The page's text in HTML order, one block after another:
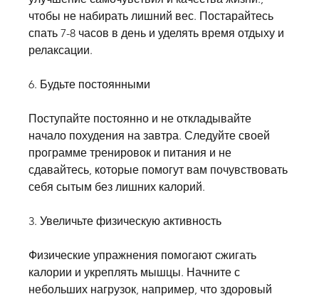
чтобы не набирать лишний вес. Постарайтесь
спать 7-8 часов в день и уделять время отдыху и
релаксации.
6. Будьте постоянными
Поступайте постоянно и не откладывайте
начало похудения на завтра. Следуйте своей
программе тренировок и питания и не
сдавайтесь, которые помогут вам почувствовать
себя сытым без лишних калорий.
3. Увеличьте физическую активность
Физические упражнения помогают сжигать
калории и укреплять мышцы. Начните с
небольших нагрузок, например, что здоровый